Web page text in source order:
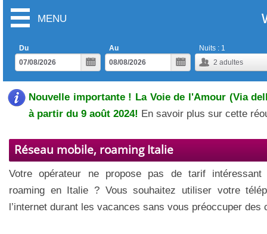
MENU
Du
Au
2 adultes
Nuits : 1
Nouvelle importante ! La Voie de l'Amour (Via
à partir du 9 août 2024! En savoir plus sur cette
Réseau mobile, roaming Italie
Votre opérateur ne propose pas de tarif
roaming en Italie ? Vous souhaitez utiliser votre
l’internet durant les vacances sans vous préoccuper des